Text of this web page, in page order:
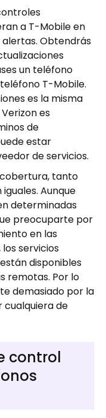
a T-Mobile en
Obtendrás
un teléfono
T-Mobile.
es la misma
es
de
estar
de servicios.
tanto
Aunque
determinadas
preocuparte por
en las
servicios
disponibles
remotas. Por lo
demasiado por la
cualquiera de
control